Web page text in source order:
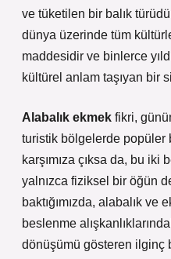
ve tüketilen bir balık
dünya üzerinde tüm
maddesidir ve binlerce
kültürel anlam taşıyan bir
Alabalık ekmek fikri,
turistik bölgelerde popüler
karşımıza çıksa da, bu iki
yalnızca fiziksel bir öğün
baktığımızda, alabalık ve
beslenme
dönüşümü gösteren ilginç